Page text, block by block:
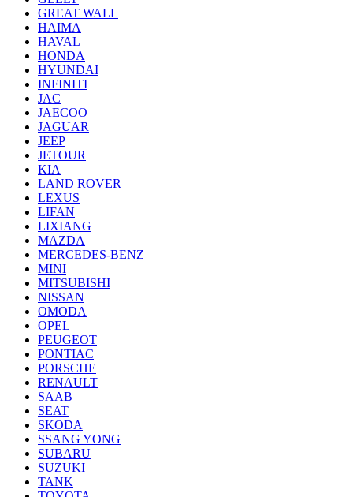
GREAT WALL
HAIMA
HAVAL
HONDA
HYUNDAI
INFINITI
JAC
JAECOO
JAGUAR
JEEP
JETOUR
KIA
LAND ROVER
LEXUS
LIFAN
LIXIANG
MAZDA
MERCEDES-BENZ
MINI
MITSUBISHI
NISSAN
OMODA
OPEL
PEUGEOT
PONTIAC
PORSCHE
RENAULT
SAAB
SEAT
SKODA
SSANG YONG
SUBARU
SUZUKI
TANK